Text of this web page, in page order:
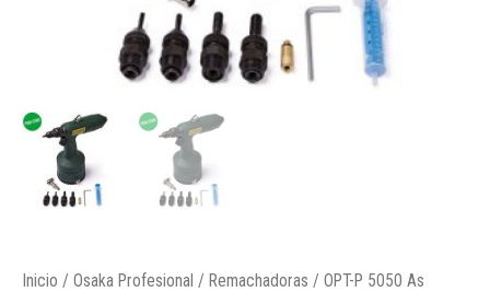
Inicio / Osaka Profesional / Remachadoras / OPT-P 5050 As